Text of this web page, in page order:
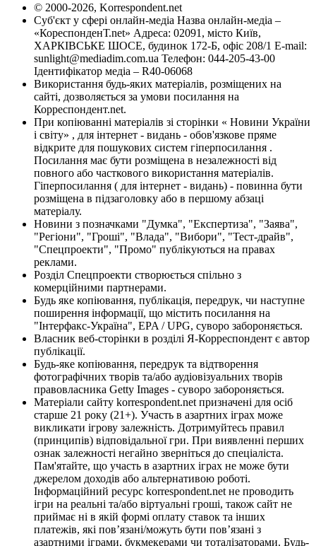
© 2000-2026, Korrespondent.net
Суб'єкт у сфері онлайн-медіа Назва онлайн-медіа –
«КореспонденТ.net» Адреса: 02091, місто Київ,
ХАРКІВСЬКЕ ШОСЕ, будинок 172-Б, офіс 208/1 E-mail:
sunlight@mediadim.com.ua Телефон: 044-205-43-00
Ідентифікатор медіа – R40-06068
Використання будь-яких матеріалів, розміщених на
сайті, дозволяється за умови посилання на
Корреспондент.net.
При копіюванні матеріалів зі сторінки « Новини України
і світу» , для інтернет - видань - обов'язкове пряме
відкрите для пошукових систем гіперпосилання .
Посилання має бути розміщена в незалежності від
повного або часткового використання матеріалів.
Гіперпосилання ( для інтернет - видань) - повинна бути
розміщена в підзаголовку або в першому абзаці
матеріалу.
Новини з позначками "Думка", "Експертиза", "Заява",
"Регіони", "Гроші", "Влада", "Вибори", "Тест-драйв",
"Спецпроекти", "Промо" публікуються на правах
реклами.
Розділ Спецпроекти створюється спільно з
комерційними партнерами.
Будь яке копіювання, публікація, передрук, чи наступне
поширення інформації, що містить посилання на
"Інтерфакс-Україна", EPA / UPG, суворо забороняється.
Власник веб-сторінки в розділі Я-Корреспондент є автор
публікації.
Будь-яке копіювання, передрук та відтворення
фотографічних творів та/або аудіовізуальних творів
правовласника Getty Images - суворо забороняється.
Матеріали сайту korrespondent.net призначені для осіб
старше 21 року (21+). Участь в азартних іграх може
викликати ігрову залежність. Дотримуйтесь правил
(принципів) відповідальної гри. При виявленні перших
ознак залежності негайно зверніться до спеціаліста.
Пам'ятайте, що участь в азартних іграх не може бути
джерелом доходів або альтернативою роботі.
Інформаційний ресурс korrespondent.net не проводить
ігри на реальні та/або віртуальні гроші, також сайт не
приймає ні в якій формі оплату ставок та інших
платежів, які пов’язані/можуть бути пов’язані з
азартними іграми, букмекерами чи тоталізаторами. Будь-